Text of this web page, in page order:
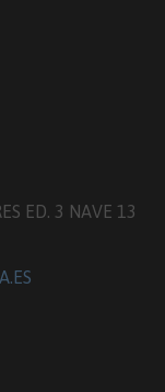
ED. 3 NAVE 13